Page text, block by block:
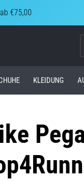
ab €75,00
KLEIDUNG